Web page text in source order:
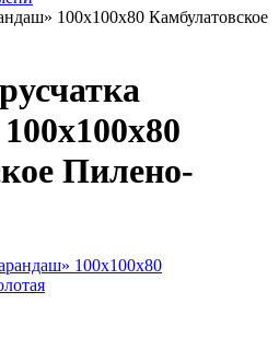
100х100x80 Камбулатовское
Пилено-